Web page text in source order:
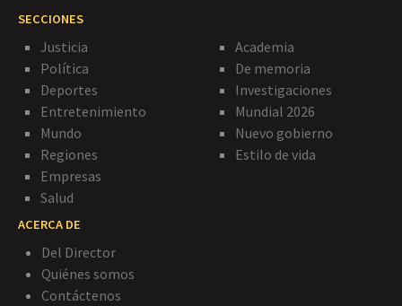
SECCIONES
Justicia
Política
Deportes
Entretenimiento
Mundo
Regiones
Empresas
Salud
Academia
De memoria
Investigaciones
Mundial 2026
Nuevo gobierno
Estilo de vida
ACERCA DE
Del Director
Quiénes somos
Contáctenos